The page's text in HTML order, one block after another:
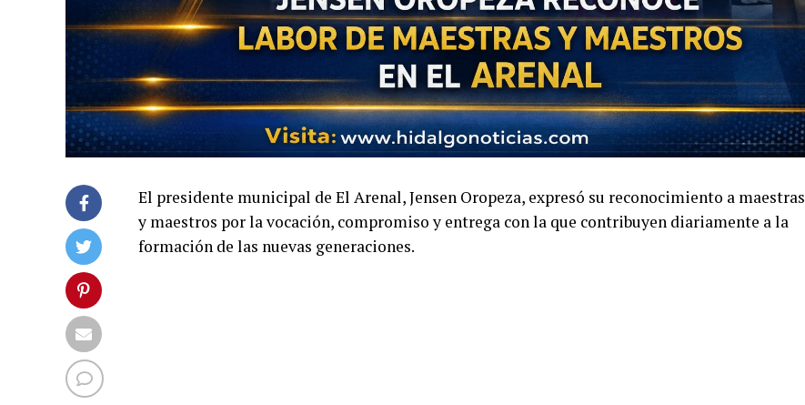
El presidente municipal de El Arenal, Jensen Oropeza, expresó su reconocimiento a maestras
y maestros por la vocación, compromiso y entrega con la que contribuyen diariamente a la
formación de las nuevas generaciones.